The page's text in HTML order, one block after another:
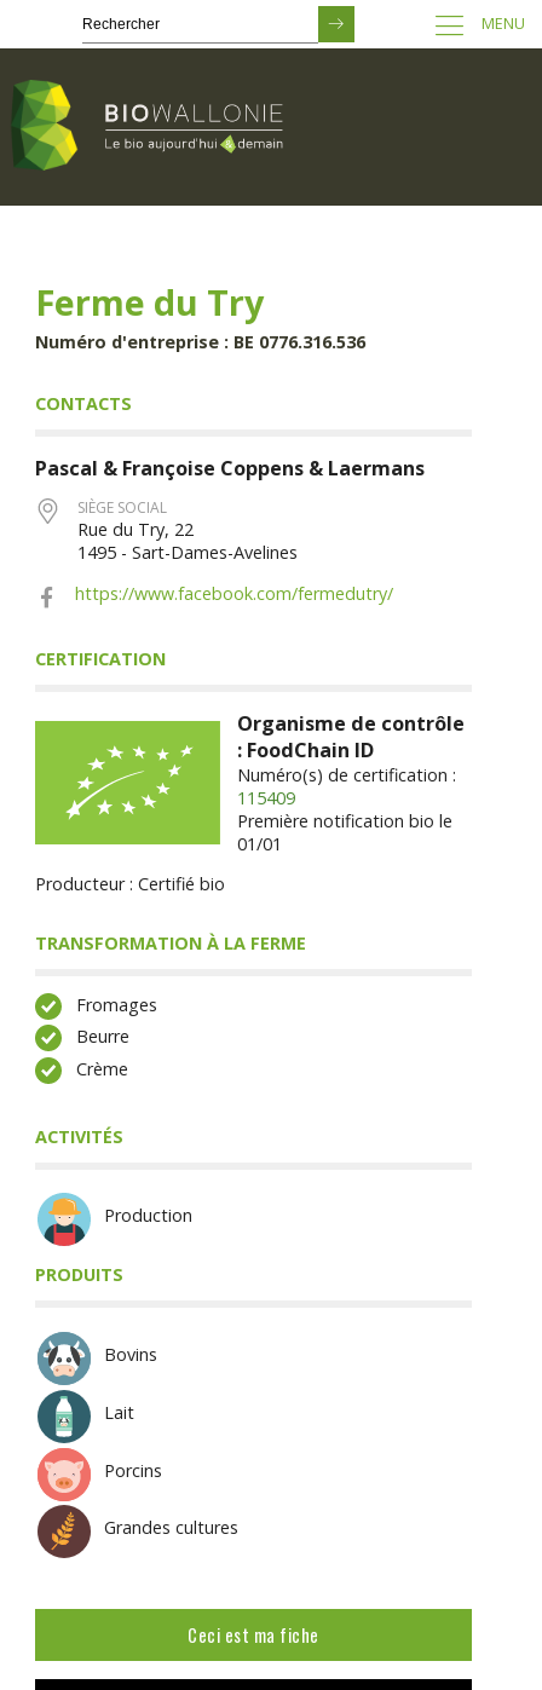
principal
MENU
Ferme du Try
Numéro d'entreprise : BE 0776.316.536
CONTACTS
Pascal & Françoise Coppens & Laermans
SIÈGE SOCIAL
Rue du Try, 22
1495 - Sart-Dames-Avelines
https://www.facebook.com/fermedutry/
CERTIFICATION
Organisme de contrôle
: FoodChain ID
Numéro(s) de certification :
115409
Première notification bio le
01/01
Producteur : Certifié bio
TRANSFORMATION À LA FERME
Fromages
Beurre
Crème
ACTIVITÉS
Production
PRODUITS
Bovins
Lait
Porcins
Grandes cultures
Ceci est ma fiche